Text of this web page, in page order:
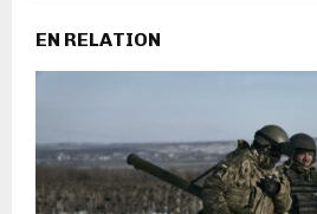
EN RELATION